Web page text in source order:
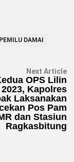
DAMAI
Next Article
OPS Lilin
Kapolres
Laksanakan
Pos Pam
dan Stasiun
Ragkasbitung